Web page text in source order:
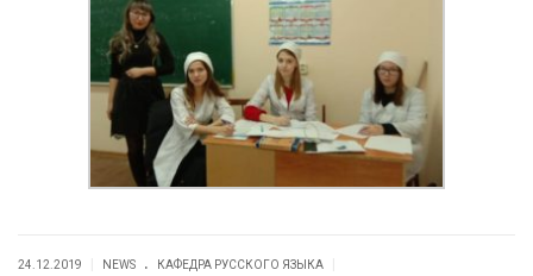
24.12.2019 NEWS . КАФЕДРА РУССКОГО ЯЗЫКА